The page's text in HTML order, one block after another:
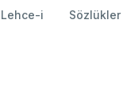
Lehce-i Sözlükler